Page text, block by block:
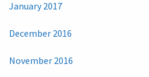
January 2017
December 2016
November 2016